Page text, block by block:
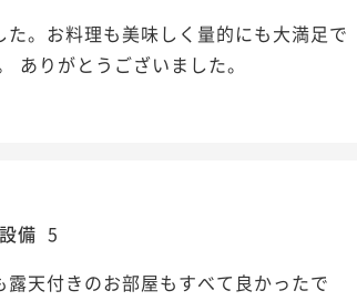
。お料理も美味しく量的にも大満足で
りがとうございました。
備 5
天付きのお部屋もすべて良かったで